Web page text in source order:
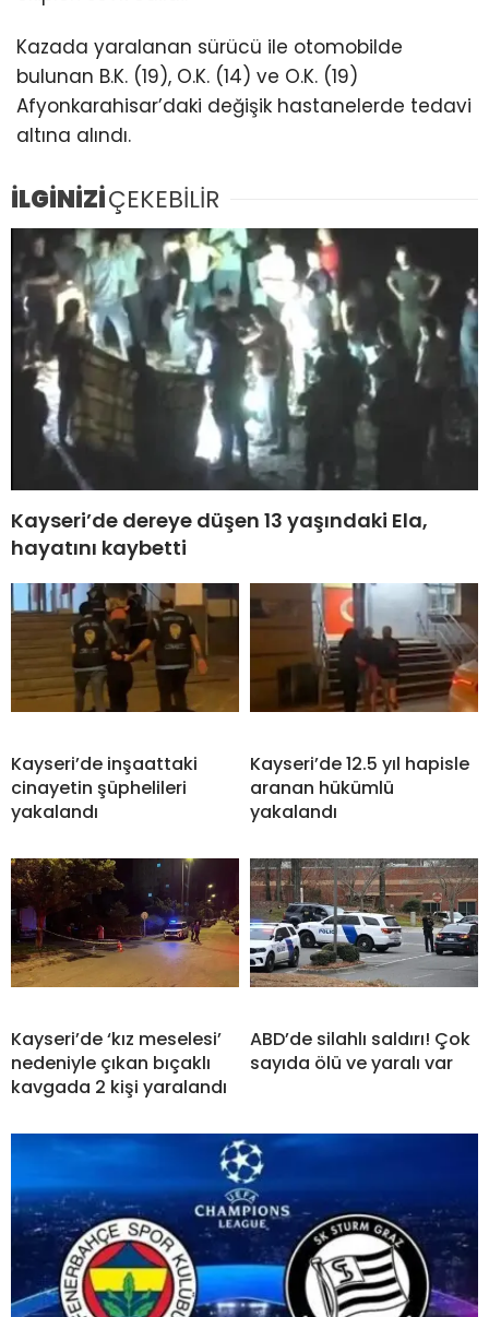
Kazada yaralanan sürücü ile otomobilde
bulunan B.K. (19), O.K. (14) ve O.K. (19)
Afyonkarahisar’daki değişik hastanelerde tedavi
altına alındı.
İLGİNİZİÇEKEBİLİR
Kayseri’de dereye düşen 13 yaşındaki Ela,
hayatını kaybetti
Kayseri’de inşaattaki
cinayetin şüphelileri
yakalandı
Kayseri’de 12.5 yıl hapisle
aranan hükümlü
yakalandı
Kayseri’de ‘kız meselesi’
nedeniyle çıkan bıçaklı
kavgada 2 kişi yaralandı
ABD’de silahlı saldırı! Çok
sayıda ölü ve yaralı var